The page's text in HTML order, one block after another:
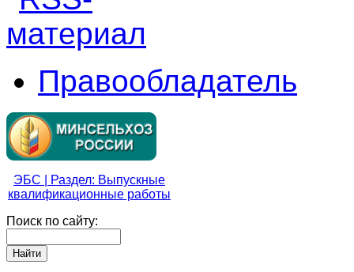
Правообладатель
ЭБС | Раздел: Выпускные
квалификационные работы
Поиск по сайту: